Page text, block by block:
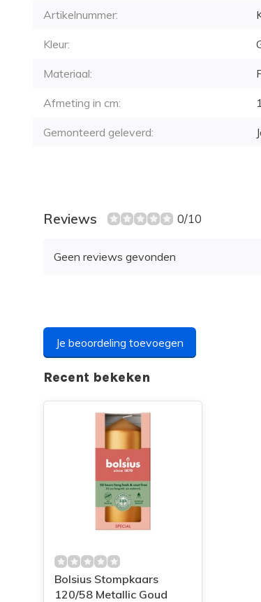
Artikelnummer:
Kleur:
Materiaal:
Afmeting in cm:
Gemonteerd geleverd:
Reviews 0/10
Geen reviews gevonden
Je beoordeling toevoegen
Recent bekeken
Bolsius Stompkaars
120/58 Metallic Goud